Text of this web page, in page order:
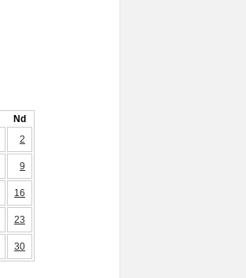
Nd
2
9
16
23
30